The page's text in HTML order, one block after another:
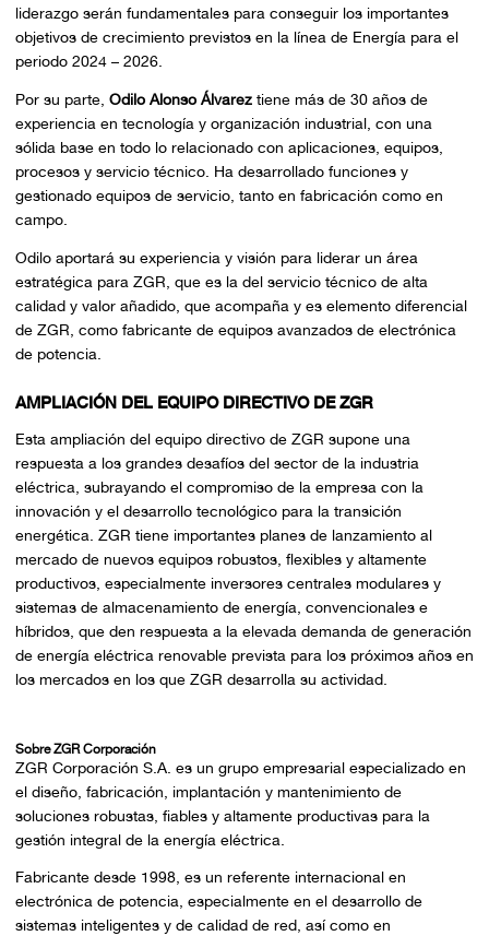
liderazgo serán fundamentales para conseguir los importantes
objetivos de crecimiento previstos en la línea de Energía para el
periodo 2024 – 2026.
Por su parte, Odilo Alonso Álvareztiene más de 30 años de
experiencia en tecnología y organización industrial, con una
sólida base en todo lo relacionado con aplicaciones, equipos,
procesos y servicio técnico. Ha desarrollado funciones y
gestionado equipos de servicio, tanto en fabricación como en
campo.
Odilo aportará su experiencia y visión para liderar un área
estratégica para ZGR, que es la del servicio técnico de alta
calidad y valor añadido, que acompaña y es elemento diferencial
de ZGR, como fabricante de equipos avanzados de electrónica
de potencia.
AMPLIACIÓN DEL EQUIPO DIRECTIVO DE ZGR
Esta ampliación del equipo directivo de ZGR supone una
respuesta a los grandes desafíos del sector de la industria
eléctrica, subrayando el compromiso de la empresa con la
innovación y el desarrollo tecnológico para la transición
energética. ZGR tiene importantes planes de lanzamiento al
mercado de nuevos equipos robustos, flexibles y altamente
productivos, especialmente inversores centrales modulares y
sistemas de almacenamiento de energía, convencionales e
híbridos, que den respuesta a la elevada demanda de generación
de energía eléctrica renovable prevista para los próximos años en
los mercados en los que ZGR desarrolla su actividad.
Sobre ZGR Corporación
ZGR Corporación S.A. es un grupo empresarial especializado en
el diseño, fabricación, implantación y mantenimiento de
soluciones robustas, fiables y altamente productivas para la
gestión integral de la energía eléctrica.
Fabricante desde 1998, es un referente internacional en
electrónica de potencia, especialmente en el desarrollo de
sistemas inteligentes y de calidad de red, así como en